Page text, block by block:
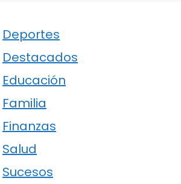
Deportes
Destacados
Educación
Familia
Finanzas
Salud
Sucesos